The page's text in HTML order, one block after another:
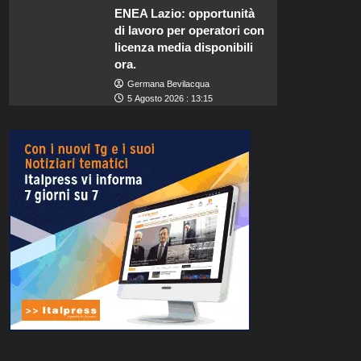
ENEA Lazio: opportunità
di lavoro per operatori con
licenza media disponibili
ora.
Germana Bevilacqua
5 Agosto 2026 : 13:15